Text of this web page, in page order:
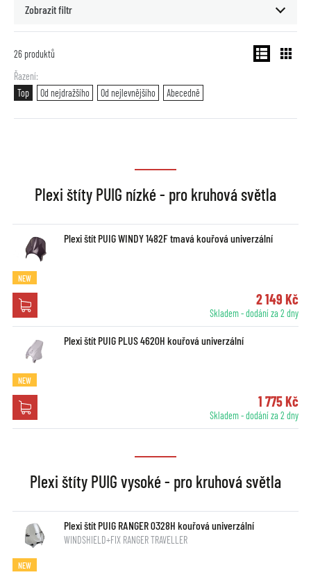
Zobrazit filtr
26 produktů
Řazení
Top
Od nejdražšího Od nejlevnějšího Abecedně
Plexi štíty PUIG nízké - pro kruhová světla
Plexi štít PUIG WINDY 1482F tmavá kouřová univerzální
NEW
2 149 Kč
Skladem - dodání za 2 dny
Plexi štít PUIG PLUS 4620H kouřová univerzální
NEW
1 775 Kč
Skladem - dodání za 2 dny
Plexi štíty PUIG vysoké - pro kruhová světla
Plexi štít PUIG RANGER 0328H kouřová univerzální
WINDSHIELD+FIX RANGER TRAVELLER
NEW